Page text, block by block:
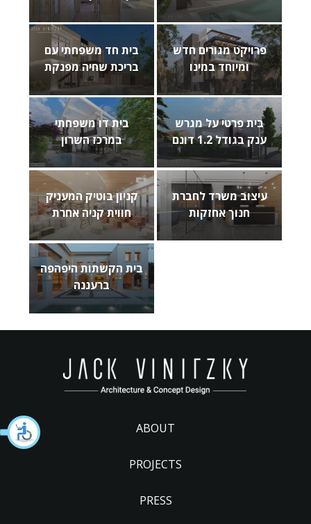
בית חד משפחתי עם
בריכת שחיה מפנקת
פרויקט מגורים חדש
ומיוחד במינו
בית דו משפחתי
במרכז השרון
בית פרטי על מגרש
ענק בגודל 1.2 דונם
קניון בוטיק המעניק
חווית קניה אחרת
עיצוב משרד לחברת
חנוך אחזקות
בית הקשתות היפהפה
ברעננה
ABOUT
PROJECTS
PRESS